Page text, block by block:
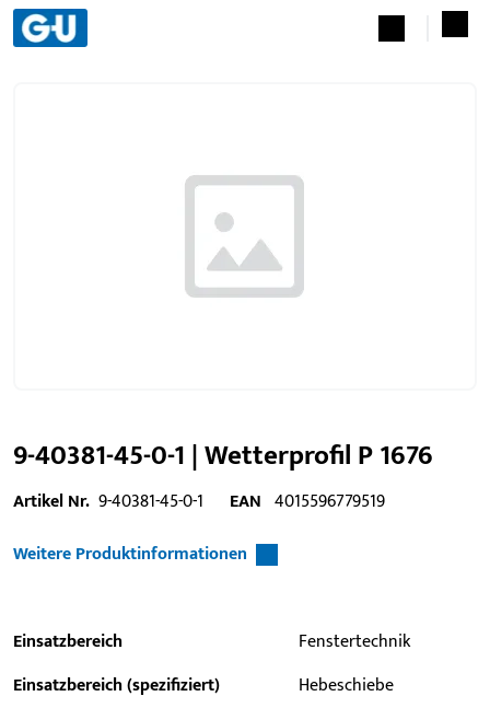
9-40381-45-0-1 | Wetterprofil P 1676
Artikel Nr. 9-40381-45-0-1 EAN 4015596779519
Weitere Produktinformationen
Einsatzbereich
Fenstertechnik
Einsatzbereich (spezifiziert)
Hebeschiebe